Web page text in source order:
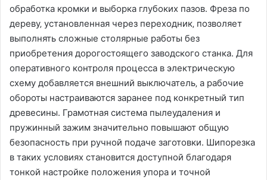
обработка кромки и выборка глубоких пазов. Фреза по
дереву‚ установленная через переходник‚ позволяет
выполнять сложные столярные работы без
приобретения дорогостоящего заводского станка. Для
оперативного контроля процесса в электрическую
схему добавляется внешний выключатель‚ а рабочие
обороты настраиваются заранее под конкретный тип
древесины. Грамотная система пылеудаления и
пружинный зажим значительно повышают общую
безопасность при ручной подаче заготовки. Шипорезка
в таких условиях становится доступной благодаря
тонкой настройке положения упора и точной